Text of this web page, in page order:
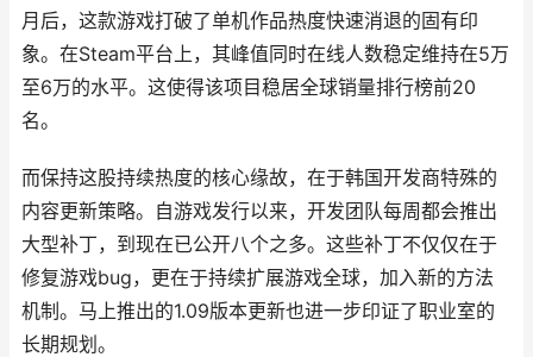
月后，这款游戏打破了单机作品热度快速消退的固有印
象。在Steam平台上，其峰值同时在线人数稳定维持在5万
至6万的水平。这使得该项目稳居全球销量排行榜前20
名。
而保持这股持续热度的核心缘故，在于韩国开发商特殊的
内容更新策略。自游戏发行以来，开发团队每周都会推出
大型补丁，到现在已公开八个之多。这些补丁不仅仅在于
修复游戏bug，更在于持续扩展游戏全球，加入新的方法
机制。马上推出的1.09版本更新也进一步印证了职业室的
长期规划。